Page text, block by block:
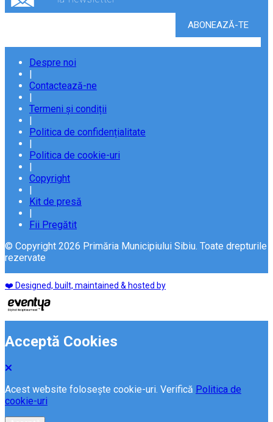
Despre noi
|
Contactează-ne
|
Termeni și condiții
|
Politica de confidențialitate
|
Politica de cookie-uri
|
Copyright
|
Kit de presă
|
Fii Pregătit
© Copyright 2026 Primăria Municipiului Sibiu. Toate drepturile
rezervate
❤️ Designed, built, maintained & hosted by
Acceptă Cookies
Acest website folosește cookie-uri. Verifică Politica de
cookie-uri